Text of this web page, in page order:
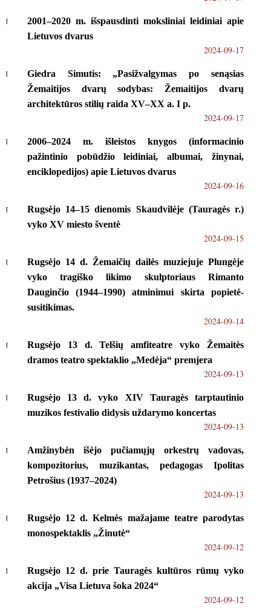
2001–2020 m. išspausdinti moksliniai leidiniai apie
Lietuvos dvarus
2024-09-17
Giedra Simutis: „Pasižvalgymas po senąsias
Žemaitijos dvarų sodybas: Žemaitijos dvarų
architektūros stilių raida XV–XX a. I p.
2024-09-17
2006–2024 m. išleistos knygos (informacinio
pažintinio pobūdžio leidiniai, albumai, žinynai,
enciklopedijos) apie Lietuvos dvarus
2024-09-16
Rugsėjo 14–15 dienomis Skaudvilėje (Tauragės r.)
vyko XV miesto šventė
2024-09-15
Rugsėjo 14 d. Žemaičių dailės muziejuje Plungėje
vyko tragiško likimo skulptoriaus Rimanto
Dauginčio (1944–1990) atminimui skirta popietė-
susitikimas.
2024-09-14
Rugsėjo 13 d. Telšių amfiteatre vyko Žemaitės
dramos teatro spektaklio „Medėja“ premjera
2024-09-13
Rugsėjo 13 d. vyko XIV Tauragės tarptautinio
muzikos festivalio didysis uždarymo koncertas
2024-09-13
Amžinybėn išėjo pučiamųjų orkestrų vadovas,
kompozitorius, muzikantas, pedagogas Ipolitas
Petrošius (1937–2024)
2024-09-13
Rugsėjo 12 d. Kelmės mažajame teatre parodytas
monospektaklis „Žinutė“
2024-09-12
Rugsėjo 12 d. prie Tauragės kultūros rūmų vyko
akcija „Visa Lietuva šoka 2024“
2024-09-12